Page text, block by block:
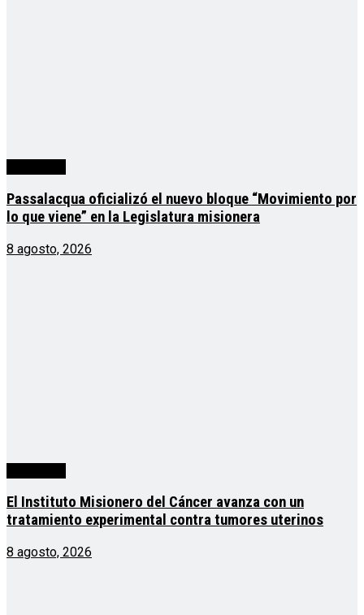
Passalacqua oficializó el nuevo bloque “Movimiento por
lo que viene” en la Legislatura misionera
8 agosto, 2026
El Instituto Misionero del Cáncer avanza con un
tratamiento experimental contra tumores uterinos
8 agosto, 2026